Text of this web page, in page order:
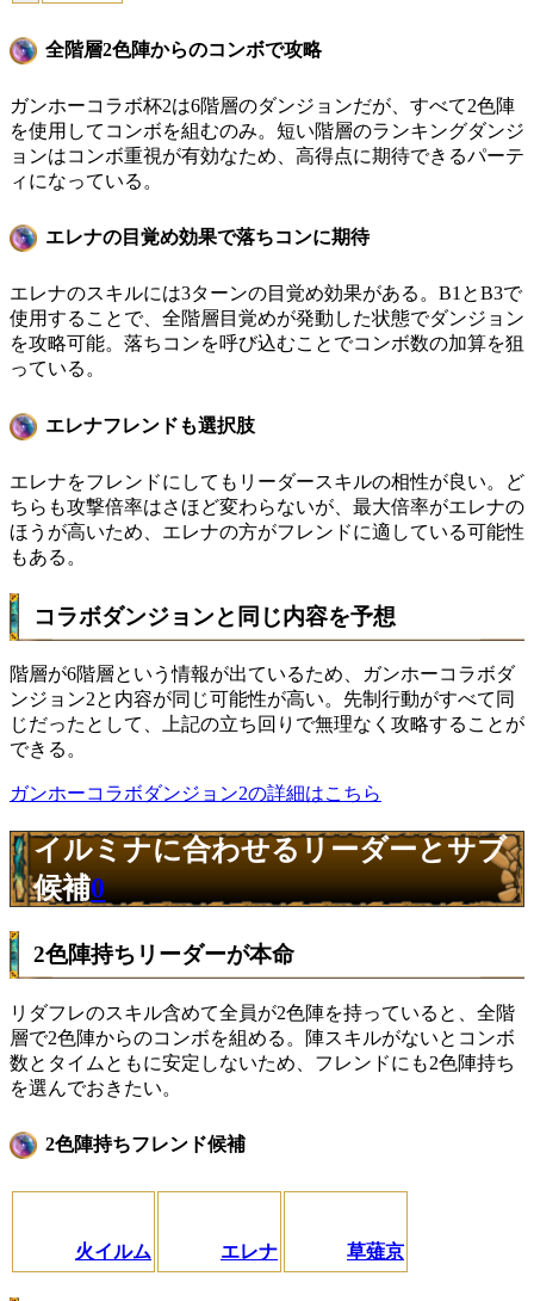
全階層2色陣からのコンボで攻略
ガンホーコラボ杯2は6階層のダンジョンだが、すべて2色陣
を使用してコンボを組むのみ。短い階層のランキングダンジ
ョンはコンボ重視が有効なため、高得点に期待できるパーテ
ィになっている。
エレナの目覚め効果で落ちコンに期待
エレナのスキルには3ターンの目覚め効果がある。B1とB3で
使用することで、全階層目覚めが発動した状態でダンジョン
を攻略可能。落ちコンを呼び込むことでコンボ数の加算を狙
っている。
エレナフレンドも選択肢
エレナをフレンドにしてもリーダースキルの相性が良い。ど
ちらも攻撃倍率はさほど変わらないが、最大倍率がエレナの
ほうが高いため、エレナの方がフレンドに適している可能性
もある。
コラボダンジョンと同じ内容を予想
階層が6階層という情報が出ているため、ガンホーコラボダ
ンジョン2と内容が同じ可能性が高い。先制行動がすべて同
じだったとして、上記の立ち回りで無理なく攻略することが
できる。
ガンホーコラボダンジョン2の詳細はこちら
イルミナに合わせるリーダーとサブ
候補0
2色陣持ちリーダーが本命
リダフレのスキル含めて全員が2色陣を持っていると、全階
層で2色陣からのコンボを組める。陣スキルがないとコンボ
数とタイムともに安定しないため、フレンドにも2色陣持ち
を選んでおきたい。
2色陣持ちフレンド候補
火イルム エレナ 草薙京